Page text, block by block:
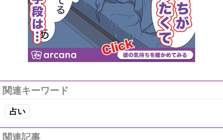
関連キーワード
占い
関連記事